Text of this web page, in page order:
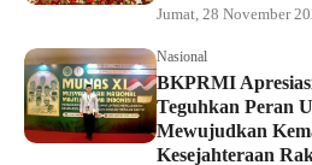
Jumat, 28 November
Nasional
BKPRMI
Teguhkan Peran
Mewujudkan
Kesejahteraan